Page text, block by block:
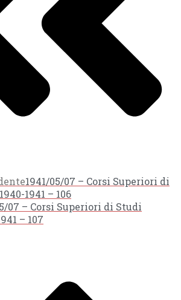
1941/05/07 – Corsi Superiori di
1941 – 106
07 – Corsi Superiori di Studi
– 107